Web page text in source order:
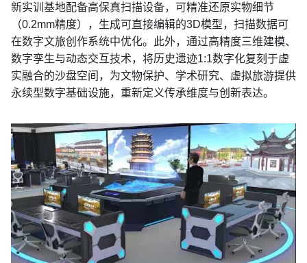
新实训基地配备高保真扫描设备，可精准还原实物细节
（0.2mm精度），生成可直接编辑的3D模型，扫描数据可
在数字文旅创作系统中优化。此外，通过高精度三维建模、
数字孪生与动态交互技术，将历史遗迹1:1数字化复刻于虚
实融合的沙盘空间，为文物保护、学术研究、虚拟旅游提供
永续型数字基础设施，重新定义传承维度与创新表达。